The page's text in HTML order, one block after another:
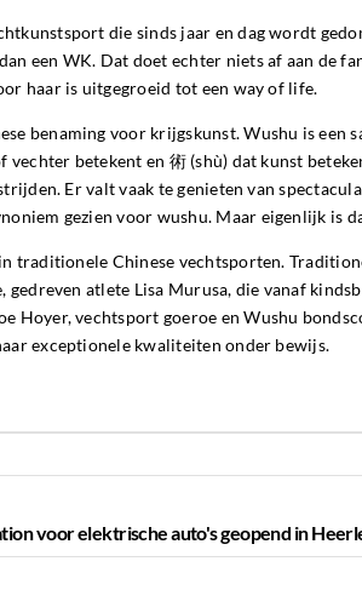
die sinds jaar en dag wordt
een WK. Dat doet echter niets af aan de
haar is uitgegroeid tot een way of life.
benaming voor krijgskunst. Wushu is een
vechter betekent en 術 (shù) dat kunst
Er valt vaak te genieten van
gezien voor wushu. Maar eigenlijk is
traditionele Chinese vechtsporten.
gedreven atlete Lisa Murusa, die vanaf
Hoyer, vechtsport goeroe en Wushu
exceptionele kwaliteiten onder bewijs.
voor elektrische auto's geopend in